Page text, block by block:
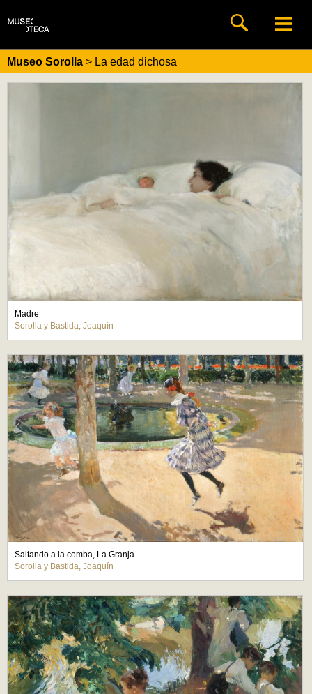
Museo Sorolla > La edad dichosa
Madre
Sorolla y Bastida, Joaquín
Saltando a la comba, La Granja
Sorolla y Bastida, Joaquín